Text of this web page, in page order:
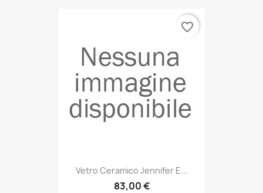
Vetro Ceramico Jennifer E...
83,00 €
favorite_border